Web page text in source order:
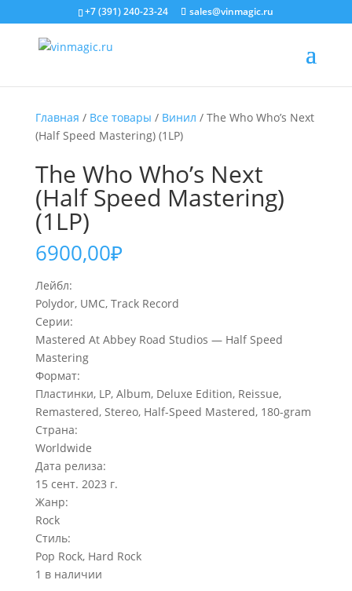
+7 (391) 240-23-24 sales@vinmagic.ru
Главная / Все товары / Винил / The Who Who’s Next
(Half Speed Mastering) (1LP)
The Who Who’s Next
(Half Speed Mastering)
(1LP)
6900,00₽
Лейбл:
Polydor, UMC, Track Record
Серии:
Mastered At Abbey Road Studios — Half Speed
Mastering
Формат:
Пластинки, LP, Album, Deluxe Edition, Reissue,
Remastered, Stereo, Half-Speed Mastered, 180-gram
Страна:
Worldwide
Дата релиза:
15 сент. 2023 г.
Жанр:
Rock
Стиль:
Pop Rock, Hard Rock
1 в наличии